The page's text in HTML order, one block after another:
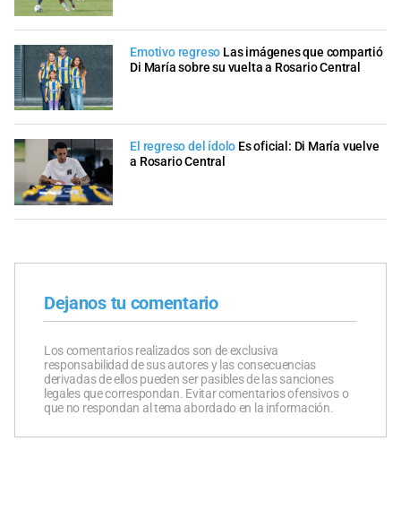
Emotivo regreso Las imágenes que compartió
Di María sobre su vuelta a Rosario Central
El regreso del ídolo Es oficial: Di María vuelve
a Rosario Central
Dejanos tu comentario
Los comentarios realizados son de exclusiva
responsabilidad de sus autores y las consecuencias
derivadas de ellos pueden ser pasibles de las sanciones
legales que correspondan. Evitar comentarios ofensivos o
que no respondan al tema abordado en la información.